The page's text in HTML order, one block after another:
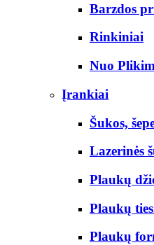
Barzdos
Rinkiniai
Nuo
Įrankiai
Šukos,
Lazerinės
Plaukų
Plaukų
Plaukų